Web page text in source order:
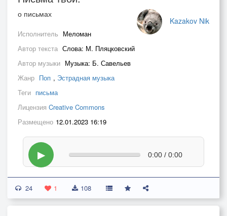
Kazakov Nik
о письмах
Исполнитель Меломан
Автор текста Слова: М. Пляцковский
Автор музыки Музыка: Б. Савельев
Жанр Поп , Эстрадная музыка
Теги письма
Лицензия Creative Commons
Размещено 12.01.2023 16:19
▶ 0:00 / 0:00
24 1 108